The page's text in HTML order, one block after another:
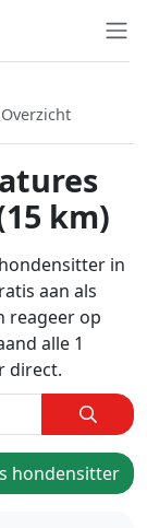
Overzicht
km)
in
aan als
reageer op
alle 1
direct.
hondensitter